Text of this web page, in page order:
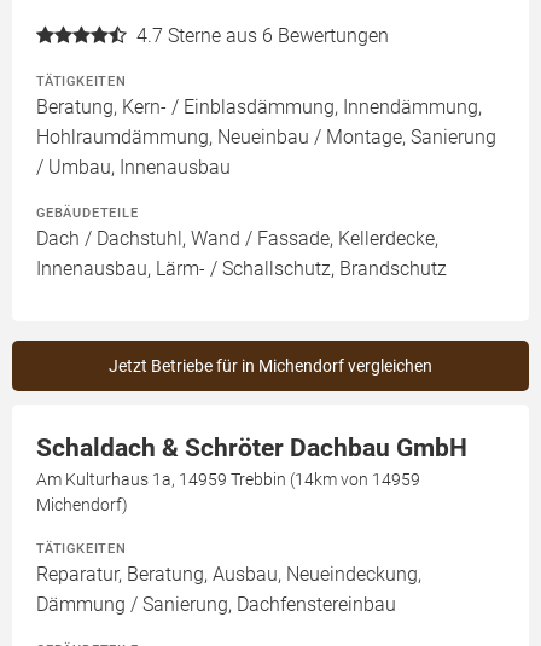
4.7 Sterne aus 6 Bewertungen
TÄTIGKEITEN
Beratung, Kern- / Einblasdämmung, Innendämmung,
Hohlraumdämmung, Neueinbau / Montage, Sanierung
/ Umbau, Innenausbau
GEBÄUDETEILE
Dach / Dachstuhl, Wand / Fassade, Kellerdecke,
Innenausbau, Lärm- / Schallschutz, Brandschutz
Jetzt Betriebe für in Michendorf vergleichen
Schaldach & Schröter Dachbau GmbH
Am Kulturhaus 1a, 14959 Trebbin (14km von 14959
Michendorf)
TÄTIGKEITEN
Reparatur, Beratung, Ausbau, Neueindeckung,
Dämmung / Sanierung, Dachfenstereinbau